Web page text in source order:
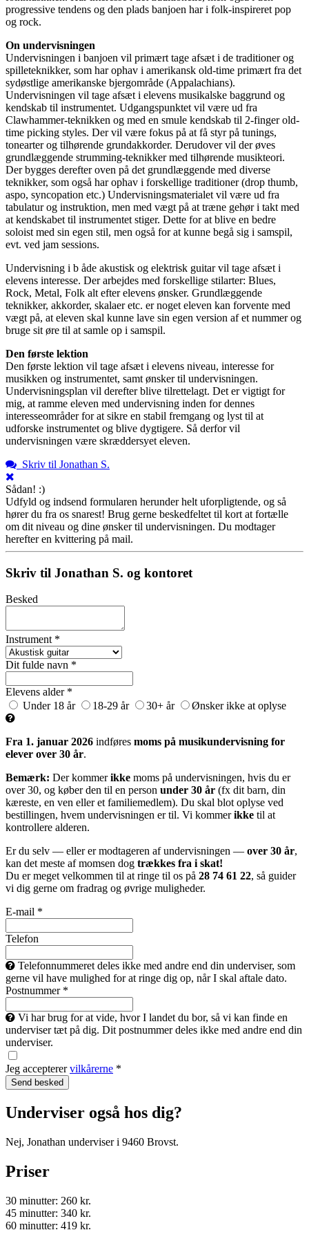
progressive tendens og den plads banjoen har i folk-inspireret pop
og rock.
On undervisningen
Undervisningen i banjoen vil primært tage afsæt i de traditioner og
spilleteknikker, som har ophav i amerikansk old-time primært fra det
sydøstlige amerikanske bjergområde (Appalachians).
Undervisningen vil tage afsæt i elevens musikalske baggrund og
kendskab til instrumentet. Udgangspunktet vil være ud fra
Clawhammer-teknikken og med en smule kendskab til 2-finger old-
time picking styles. Der vil være fokus på at få styr på tunings,
tonearter og tilhørende grundakkorder. Derudover vil der øves
grundlæggende strumming-teknikker med tilhørende musikteori.
Der bygges derefter oven på det grundlæggende med diverse
teknikker, som også har ophav i forskellige traditioner (drop thumb,
aspo, syncopation etc.) Undervisningsmaterialet vil være ud fra
tabulatur og instruktion, men med vægt på at træne gehør i takt med
at kendskabet til instrumentet stiger. Dette for at blive en bedre
soloist med sin egen stil, men også for at kunne begå sig i samspil,
evt. ved jam sessions.
Undervisning i b åde akustisk og elektrisk guitar vil tage afsæt i
elevens interesse. Der arbejdes med forskellige stilarter: Blues,
Rock, Metal, Folk alt efter elevens ønsker. Grundlæggende
teknikker, akkorder, skalaer etc. er noget eleven kan forvente med
vægt på, at eleven skal kunne lave sin egen version af et nummer og
bruge sit øre til at samle op i samspil.
Den første lektion
Den første lektion vil tage afsæt i elevens niveau, interesse for
musikken og instrumentet, samt ønsker til undervisningen.
Undervisningsplan vil derefter blive tilrettelagt. Det er vigtigt for
mig, at ramme eleven med undervisning inden for dennes
interesseområder for at sikre en stabil fremgang og lyst til at
udforske instrumentet og blive dygtigere. Så derfor vil
undervisningen være skræddersyet eleven.
Skriv til Jonathan S.
Sådan! :)
Udfyld og indsend formularen herunder helt uforpligtende, og så
hører du fra os snarest! Brug gerne beskedfeltet til kort at fortælle
om dit niveau og dine ønsker til undervisningen. Du modtager
herefter en kvittering på mail.
Skriv til Jonathan S. og kontoret
Besked
Instrument *
Dit fulde navn *
Elevens alder *
Under 18 år
18-29 år 30+ år Ønsker ikke at oplyse
Fra 1. januar 2026 indføres moms på musikundervisning for
elever over 30 år.
Bemærk: Der kommerikke moms på undervisningen, hvis du er
over 30, og køber den til en person under 30 år (fx dit barn, din
kæreste, en ven eller et familiemedlem). Du skal blot oplyse ved
bestillingen, hvem undervisningen er til. Vi kommerikke til at
kontrollere alderen.
Er du selv — eller er modtageren af undervisningen — over 30 år,
kan det meste af momsen dog trækkes fra i skat!
Du er meget velkommen til at ringe til os på 28 74 61 22, så guider
vi dig gerne om fradrag og øvrige muligheder.
E-mail *
Telefon
Telefonnummeret deles ikke med andre end din underviser, som
gerne vil have mulighed for at ringe dig op, når I skal aftale dato.
Postnummer *
Vi har brug for at vide, hvor I landet du bor, så vi kan finde en
underviser tæt på dig. Dit postnummer deles ikke med andre end din
underviser.
Jeg accepterervilkårerne *
Underviser også hos dig?
Nej, Jonathan underviser i 9460 Brovst.
Priser
30 minutter: 260 kr.
45 minutter: 340 kr.
60 minutter: 419 kr.